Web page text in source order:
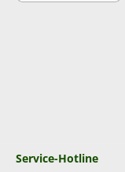
Service-Hotline